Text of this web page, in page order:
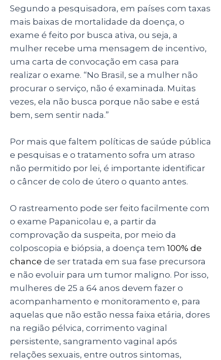
Segundo a pesquisadora, em países com taxas
mais baixas de mortalidade da doença, o
exame é feito por busca ativa, ou seja, a
mulher recebe uma mensagem de incentivo,
uma carta de convocação em casa para
realizar o exame. “No Brasil, se a mulher não
procurar o serviço, não é examinada. Muitas
vezes, ela não busca porque não sabe e está
bem, sem sentir nada.”
Por mais que faltem políticas de saúde pública
e pesquisas e o tratamento sofra um atraso
não permitido por lei, é importante identificar
o câncer de colo de útero o quanto antes.
O rastreamento pode ser feito facilmente com
o exame Papanicolau e, a partir da
comprovação da suspeita, por meio da
colposcopia e biópsia, a doença tem 100% de
chance de ser tratada em sua fase precursora
e não evoluir para um tumor maligno. Por isso,
mulheres de 25 a 64 anos devem fazer o
acompanhamento e monitoramento e, para
aquelas que não estão nessa faixa etária, dores
na região pélvica, corrimento vaginal
persistente, sangramento vaginal após
relações sexuais, entre outros sintomas,